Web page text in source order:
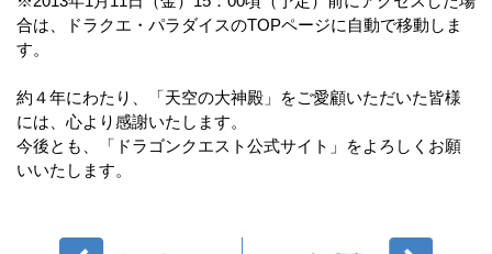
合は、ドラクエ・パラダイスのTOPページに自動で移動しま
す。
約４年にわたり、「天空の大神殿」をご愛顧いただいた皆様
には、心より感謝いたします。
今後とも、「ドラゴンクエスト公式サイト」をよろしくお願
いいたします。